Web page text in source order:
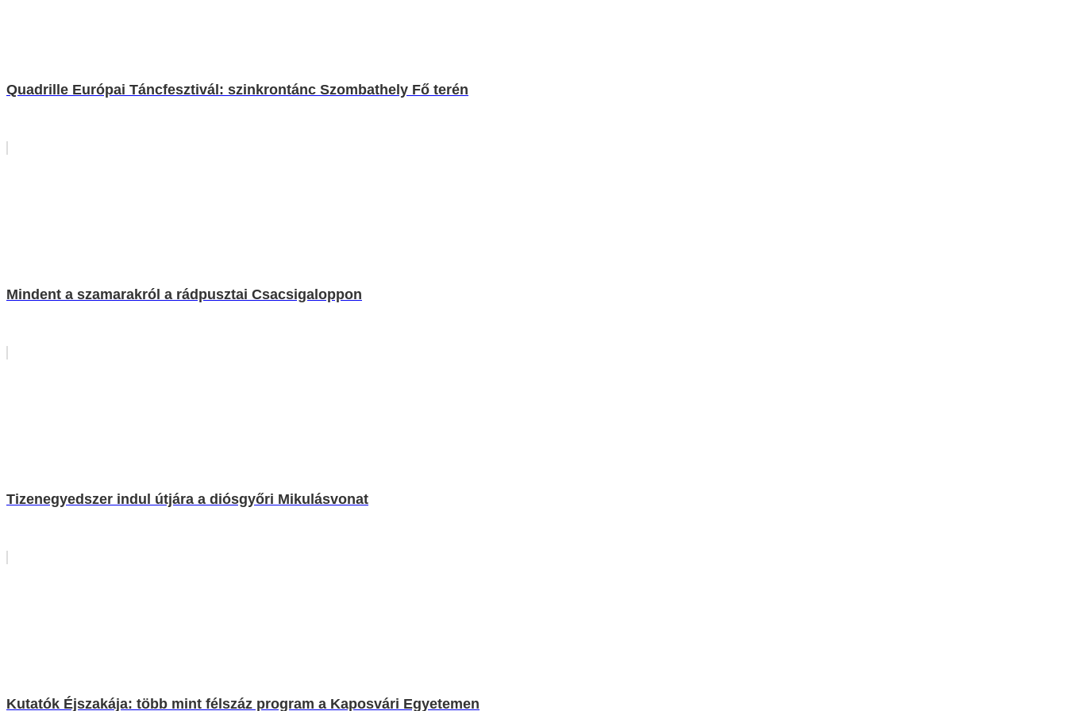
Quadrille Európai Táncfesztivál: szinkrontánc Szombathely Fő terén
Mindent a szamarakról a rádpusztai Csacsigaloppon
Tizenegyedszer indul útjára a diósgyőri Mikulásvonat
Kutatók Éjszakája: több mint félszáz program a Kaposvári Egyetemen